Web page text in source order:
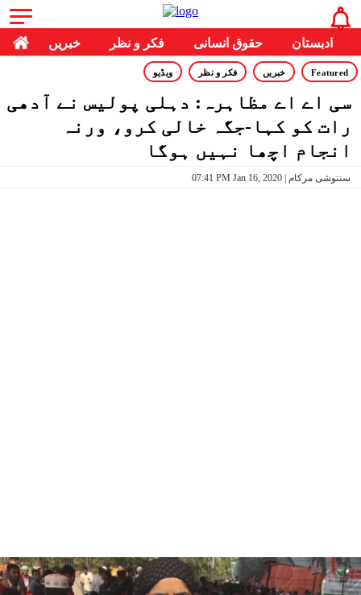
خبریں فکر و نظر حقوق انسانی ادبستان
Featured خبریں فکر و نظر ویڈیو
سی اے اے مظاہرہ: دہلی پولیس نے آدھی
رات کو کہا-جگہ خالی کرو، ورنہ
انجام اچھا نہیں ہوگا
07:41 PM Jan 16, 2020 | سنتوشی مرکام